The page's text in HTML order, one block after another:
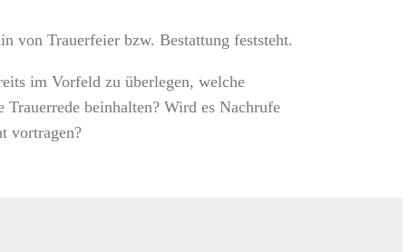
von Trauerfeier bzw. Bestattung feststeht.
im Vorfeld zu überlegen, welche
beinhalten? Wird es Nachrufe
vortragen?